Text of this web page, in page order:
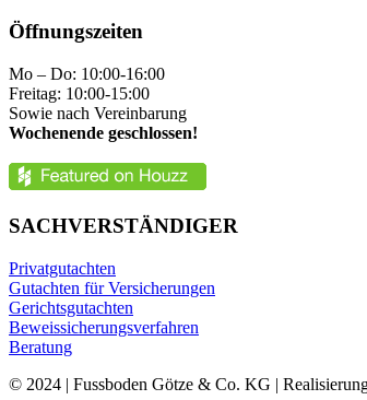
Öffnungszeiten
Mo – Do: 10:00-16:00
Freitag: 10:00-15:00
Sowie nach Vereinbarung
Wochenende geschlossen!
SACHVERSTÄNDIGER
Privatgutachten
Gutachten für Versicherungen
Gerichtsgutachten
Beweissicherungsverfahren
Beratung
© 2024 | Fussboden Götze & Co. KG |